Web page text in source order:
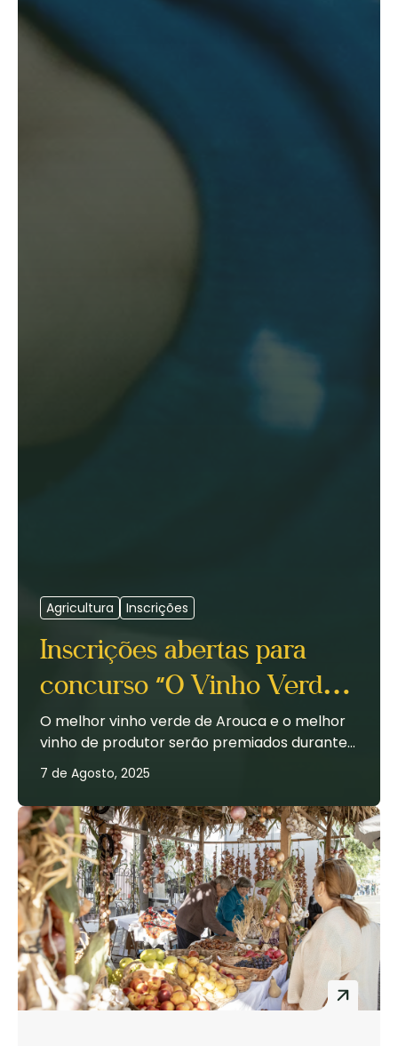
Agricultura Inscrições
Inscrições abertas para
concurso “O Vinho Verde
de Arouca” integrado na
Feira das Colheitas 2025
O melhor vinho verde de Arouca e o melhor
vinho de produtor serão premiados durante
a Feira das Colheitas. O XVI Concurso “O
Vinho Verde de Arouca” e a XV...
7 de Agosto, 2025